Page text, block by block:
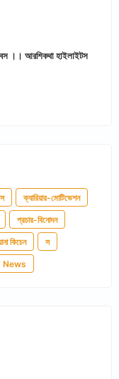
।। আরশিকথা হাইলাইটস
ক্যারিয়ার-মোটিভেশন
প্রচার-বিনোদন
কিচেন স
News